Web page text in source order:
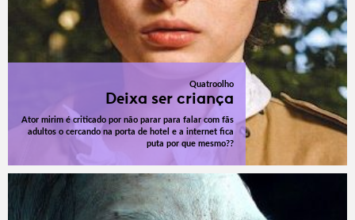
Quatroolho
Deixa ser criança
Ator mirim é criticado por não parar para falar com fãs
adultos o cercando na porta de hotel e a internet fica
puta por que mesmo??